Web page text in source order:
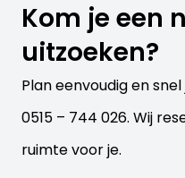
Kom je een
uitzoeken?
Plan eenvoudig en
0515 – 744 026. Wij
ruimte voor je.